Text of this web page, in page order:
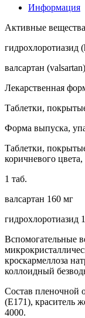
Информация
Активные вещества
гидрохлоротиазид
валсартан (valsartan)
Лекарственная
Таблетки,
Форма выпуска,
Таблетки,
коричневого
1 таб.
валсартан 160 мг
гидрохлоротиазид
Вспомогательные
кроскармеллоза
коллоидный
Состав пленочной
(E171), краситель
4000.